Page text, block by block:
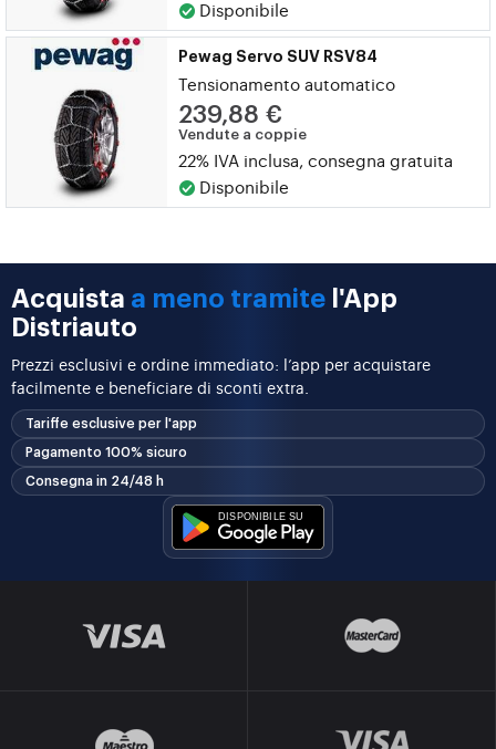
Disponibile
Pewag Servo SUV RSV84
Tensionamento automatico
239,88 €
Vendute a coppie
22% IVA inclusa, consegna gratuita
Disponibile
Acquista a meno tramite l'App
Distriauto
Prezzi esclusivi e ordine immediato: l’app per acquistare
facilmente e beneficiare di sconti extra.
Tariffe esclusive per l'app
Pagamento 100% sicuro
Consegna in 24/48 h